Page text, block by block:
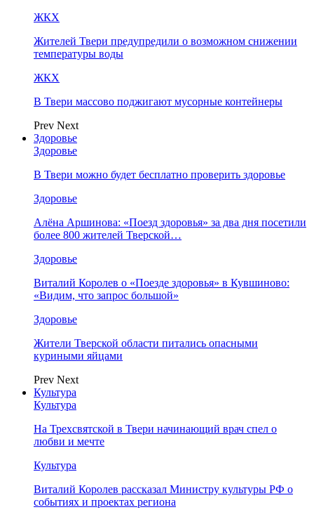
ЖКХ
Жителей Твери предупредили о возможном снижении
температуры воды
ЖКХ
В Твери массово поджигают мусорные контейнеры
Prev Next
Здоровье
Здоровье
В Твери можно будет бесплатно проверить здоровье
Здоровье
Алёна Аршинова: «Поезд здоровья» за два дня посетили
более 800 жителей Тверской…
Здоровье
Виталий Королев о «Поезде здоровья» в Кувшиново:
«Видим, что запрос большой»
Здоровье
Жители Тверской области питались опасными
куриными яйцами
Prev Next
Культура
Культура
На Трехсвятской в Твери начинающий врач спел о
любви и мечте
Культура
Виталий Королев рассказал Министру культуры РФ о
событиях и проектах региона